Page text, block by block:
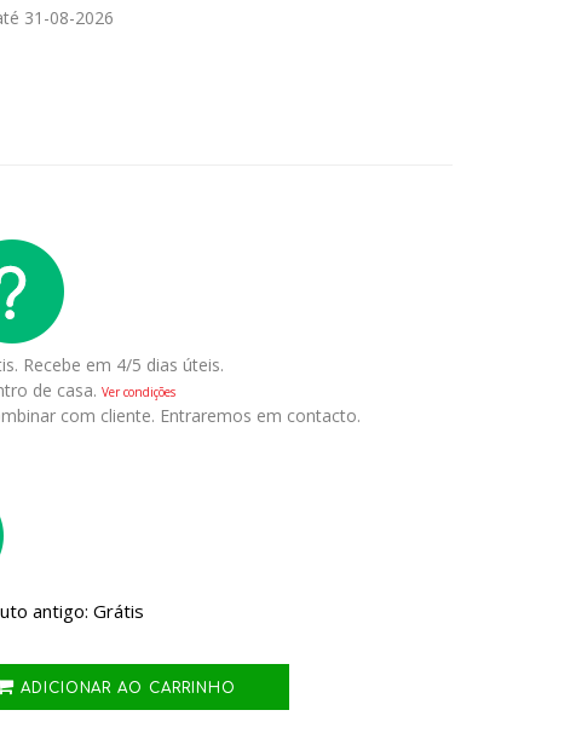
31-08-2026
Recebe em 4/5 dias úteis.
de casa. Ver condições
com cliente. Entraremos em contacto.
antigo: Grátis
ADICIONAR AO CARRINHO